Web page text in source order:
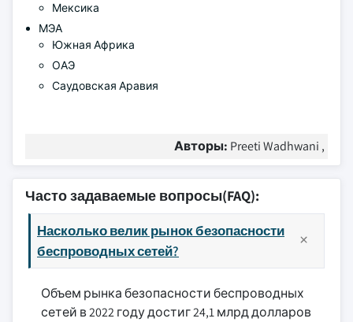
Мексика
МЭА
Южная Африка
ОАЭ
Саудовская Аравия
Авторы: Preeti Wadhwani ,
Часто задаваемые вопросы(FAQ):
Насколько велик рынок безопасности
беспроводных сетей?
Объем рынка безопасности беспроводных
сетей в 2022 году достиг 24,1 млрд долларов